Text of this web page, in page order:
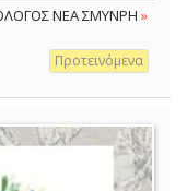
ΝΕΑ ΣΜΥΝΡΗ »
Προτεινόμενα